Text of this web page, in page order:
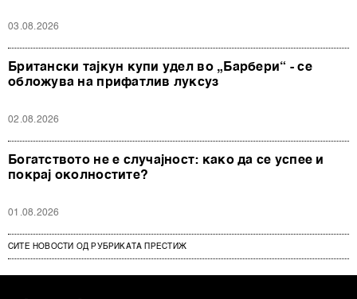
03.08.2026
Британски тајкун купи удел во „Барбери“ - се
обложува на прифатлив луксуз
02.08.2026
Богатството не е случајност: како да се успее и
покрај околностите?
01.08.2026
СИТЕ НОВОСТИ ОД РУБРИКАТА ПРЕСТИЖ